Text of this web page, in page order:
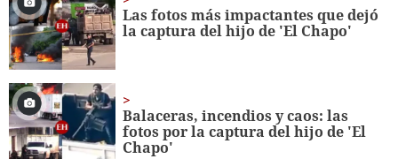
Las fotos más impactantes que dejó
la captura del hijo de 'El Chapo'
Balaceras, incendios y caos: las
fotos por la captura del hijo de 'El
Chapo'